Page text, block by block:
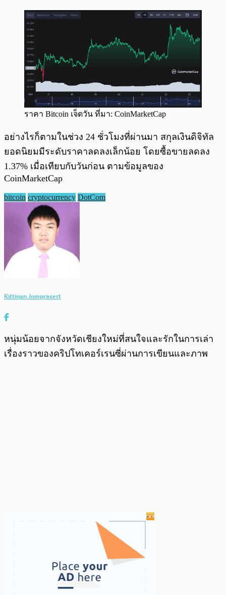
ราคา Bitcoin เจ็ดวัน ที่มา: CoinMarketCap
อย่างไรก็ตามในช่วง 24 ชั่วโมงที่ผ่านมา สกุลเงินดิจิทัล
ยอดนิยมมีระดับราคาลดลงเล็กน้อย โดยซื้อขายลดลง
1.37% เมื่อเทียบกับวันก่อน ตามข้อมูลของ
CoinMarketCap
bitcoin cryptocurrency DotCom
Kittinan Jomprasert
หนุ่มน้อยจากจังหวัดเชียงใหม่ที่สนใจและรักในการเล่า
เรื่องราวของคริปโทเคอร์เรนซี่ผ่านการเขียนและภาพ